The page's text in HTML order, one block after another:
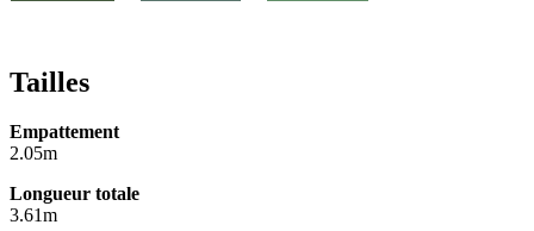
Tailles
Empattement
2.05m
Longueur totale
3.61m